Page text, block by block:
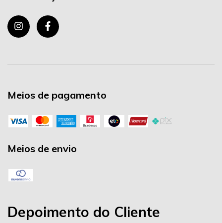
Meios de pagamento
Meios de envio
Depoimento do Cliente